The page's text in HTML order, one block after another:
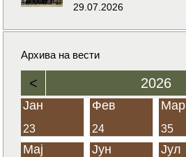
29.07.2026
Архива на вести
< 2026
Јан
23
Фев
24
Мар
35
Мај Јун Јул